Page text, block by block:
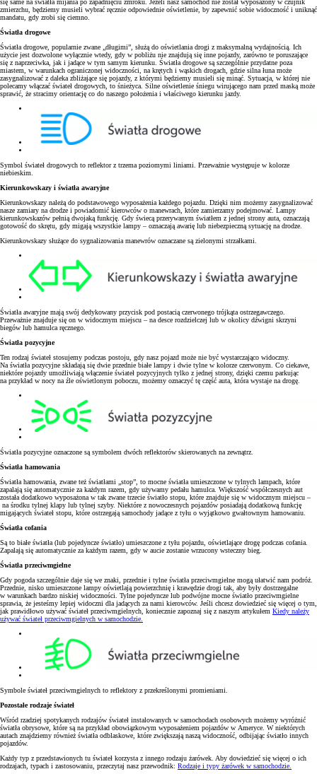
się same na światła mijania po zapadnięciu zmroku. Jeżeli nasz samochód nie został wyposażony w czujnik
zmierzchu, będziemy musieli wybrać ręcznie odpowiednie oświetlenie, by zapewnić sobie widoczność i uniknąć
mandatu, gdy zrobi się ciemno.
Światła drogowe
Światła drogowe, popularnie zwane „długimi”, służą do oświetlania drogi z maksymalną wydajnością. Ich
użycie jest dozwolone wyłącznie wtedy, gdy w pobliżu nie znajdują się inne pojazdy, zarówno te poruszające
się z naprzeciwka, jak i jadące w tym samym kierunku. Światła drogowe są szczególnie przydatne poza
miastem, w warunkach ograniczonej widoczności, na krętych i wąskich drogach, gdzie silna łuna może
zasygnalizować z daleka zbliżające się pojazdy, z którymi będziemy musieli się minąć. Sytuacja, w której nie
polecamy włączać świateł drogowych, to śnieżyca. Silne oświetlenie śniegu wirującego nam przed maską może
sprawić, że stracimy orientację co do naszego położenia i właściwego kierunku jazdy.
Symbol świateł drogowych to reflektor z trzema poziomymi liniami. Przeważnie występuje w kolorze
niebieskim.
Kierunkowskazy i światła awaryjne
Kierunkowskazy należą do podstawowego wyposażenia każdego pojazdu. Dzięki nim możemy zasygnalizować
nasze zamiary na drodze i powiadomić kierowców o manewrach, które zamierzamy podejmować. Lampy
kierunkowskazów pełnią dwojaką funkcję. Gdy świecą przerywanym światłem z jednej strony auta, oznaczają
gotowość do skrętu, gdy migają wszystkie lampy – oznaczają awarię lub niebezpieczną sytuację na drodze.
Kierunkowskazy służące do sygnalizowania manewrów oznaczane są zielonymi strzałkami.
Światła awaryjne mają swój dedykowany przycisk pod postacią czerwonego trójkąta ostrzegawczego.
Przeważnie znajduje się on w widocznym miejscu – na desce rozdzielczej lub w okolicy dźwigni skrzyni
biegów lub hamulca ręcznego.
Światła pozycyjne
Ten rodzaj świateł stosujemy podczas postoju, gdy nasz pojazd może nie być wystarczająco widoczny.
Na światła pozycyjne składają się dwie przednie białe lampy i dwie tylne w kolorze czerwonym. Co ciekawe,
niektóre pojazdy umożliwiają włączenie świateł pozycyjnych tylko z jednej strony, dzięki czemu parkując
na przykład w nocy na źle oświetlonym poboczu, możemy oznaczyć tę część auta, która wystaje na drogę.
Światła pozycyjne oznaczone są symbolem dwóch reflektorów skierowanych na zewnątrz.
Światła hamowania
Światła hamowania, zwane też światłami „stop”, to mocne światła umieszczone w tylnych lampach, które
zapalają się automatycznie za każdym razem, gdy używamy pedału hamulca. Większość współczesnych aut
została dodatkowo wyposażona w tak zwane trzecie światło stopu, które znajduje się w widocznym miejscu –
na środku tylnej klapy lub tylnej szyby. Niektóre z nowoczesnych pojazdów posiadają dodatkową funkcję
migających świateł stopu, które ostrzegają samochody jadące z tyłu o wyjątkowo gwałtownym hamowaniu.
Światła cofania
Są to białe światła (lub pojedyncze światło) umieszczone z tyłu pojazdu, oświetlające drogę podczas cofania.
Zapalają się automatycznie za każdym razem, gdy w aucie zostanie wrzucony wsteczny bieg.
Światła przeciwmgielne
Gdy pogoda szczególnie daje się we znaki, przednie i tylne światła przeciwmgielne mogą ułatwić nam podróż.
Przednie, nisko umieszczone lampy oświetlają powierzchnię i krawędzie drogi tak, aby były dostrzegalne
w warunkach bardzo niskiej widoczności. Tylne pojedyncze lub podwójne mocne światło przeciwmgielne
sprawia, że jesteśmy lepiej widoczni dla jadących za nami kierowców. Jeśli chcesz dowiedzieć się więcej o tym,
jak prawidłowo używać świateł przeciwmgielnych, koniecznie zapoznaj się z naszym artykułem Kiedy należy
używać świateł przeciwmgielnych w samochodzie.
Symbole świateł przeciwmgielnych to reflektory z przekreślonymi promieniami.
Pozostałe rodzaje świateł
Wśród rzadziej spotykanych rodzajów świateł instalowanych w samochodach osobowych możemy wyróżnić
światła obrysowe, które są na przykład obowiązkowym wyposażeniem pojazdów w Ameryce. W niektórych
autach znajdziemy również światła odblaskowe, które zwiększają naszą widoczność, odbijając światło innych
pojazdów.
Każdy typ z przedstawionych tu świateł korzysta z innego rodzaju żarówek. Aby dowiedzieć się więcej o ich
rodzajach, typach i zastosowaniu, przeczytaj nasz przewodnik: Rodzaje i typy żarówek w samochodzie.